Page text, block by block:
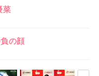
菜
の顔